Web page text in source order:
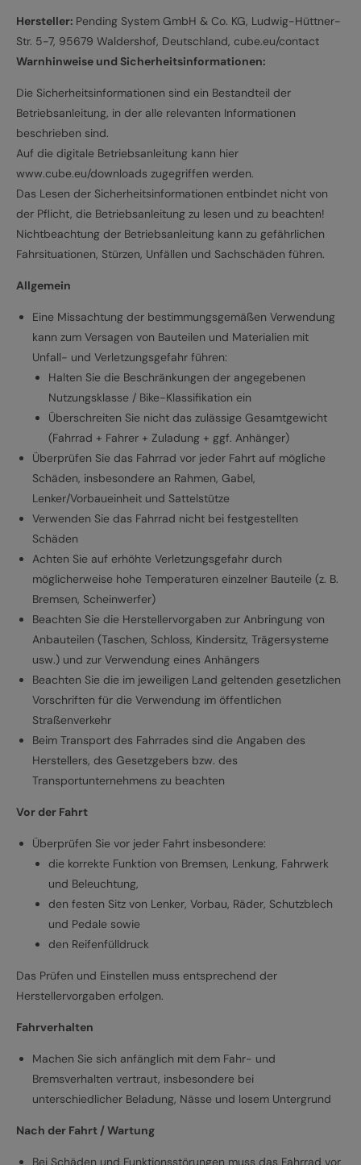
Hersteller: Pending System GmbH & Co. KG, Ludwig-Hüttner-
Str. 5-7, 95679 Waldershof, Deutschland, cube.eu/contact
Warnhinweise und Sicherheitsinformationen:
Die Sicherheitsinformationen sind ein Bestandteil der
Betriebsanleitung, in der alle relevanten Informationen
beschrieben sind.
Auf die digitale Betriebsanleitung kann hier
www.cube.eu/downloads zugegriffen werden.
Das Lesen der Sicherheitsinformationen entbindet nicht von
der Pflicht, die Betriebsanleitung zu lesen und zu beachten!
Nichtbeachtung der Betriebsanleitung kann zu gefährlichen
Fahrsituationen, Stürzen, Unfällen und Sachschäden führen.
Allgemein
Eine Missachtung der bestimmungsgemäßen Verwendung
kann zum Versagen von Bauteilen und Materialien mit
Unfall- und Verletzungsgefahr führen:
Halten Sie die Beschränkungen der angegebenen
Nutzungsklasse / Bike-Klassifikation ein
Überschreiten Sie nicht das zulässige Gesamtgewicht
(Fahrrad + Fahrer + Zuladung + ggf. Anhänger)
Überprüfen Sie das Fahrrad vor jeder Fahrt auf mögliche
Schäden, insbesondere an Rahmen, Gabel,
Lenker/Vorbaueinheit und Sattelstütze
Verwenden Sie das Fahrrad nicht bei festgestellten
Schäden
Achten Sie auf erhöhte Verletzungsgefahr durch
möglicherweise hohe Temperaturen einzelner Bauteile (z. B.
Bremsen, Scheinwerfer)
Beachten Sie die Herstellervorgaben zur Anbringung von
Anbauteilen (Taschen, Schloss, Kindersitz, Trägersysteme
usw.) und zur Verwendung eines Anhängers
Beachten Sie die im jeweiligen Land geltenden gesetzlichen
Vorschriften für die Verwendung im öffentlichen
Straßenverkehr
Beim Transport des Fahrrades sind die Angaben des
Herstellers, des Gesetzgebers bzw. des
Transportunternehmens zu beachten
Vor der Fahrt
Überprüfen Sie vor jeder Fahrt insbesondere:
die korrekte Funktion von Bremsen, Lenkung, Fahrwerk
und Beleuchtung,
den festen Sitz von Lenker, Vorbau, Räder, Schutzblech
und Pedale sowie
den Reifenfülldruck
Das Prüfen und Einstellen muss entsprechend der
Herstellervorgaben erfolgen.
Fahrverhalten
Machen Sie sich anfänglich mit dem Fahr- und
Bremsverhalten vertraut, insbesondere bei
unterschiedlicher Beladung, Nässe und losem Untergrund
Nach der Fahrt / Wartung
Bei Schäden und Funktionsstörungen muss das Fahrrad vor